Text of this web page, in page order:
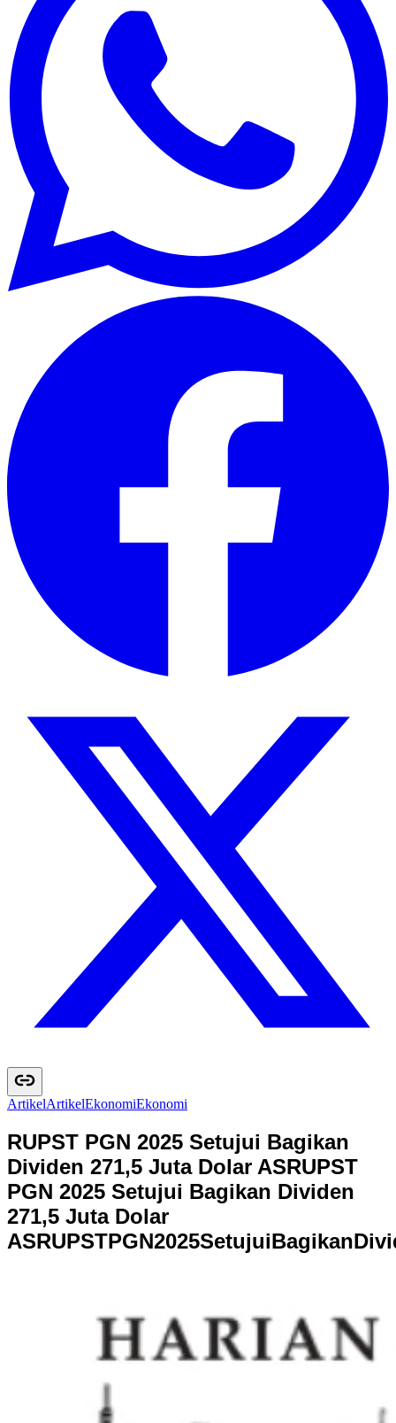
ArtikelArtikelEkonomiEkonomi
RUPST PGN 2025 Setujui Bagikan
Dividen 271,5 Juta Dolar ASRUPST
PGN 2025 Setujui Bagikan Dividen
271,5 Juta Dolar
ASRUPSTPGN2025SetujuiBagikanDivi